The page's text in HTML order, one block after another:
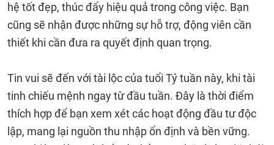
hệ tốt đẹp, thúc đẩy hiệu quả trong công việc. Bạn
cũng sẽ nhận được những sự hỗ trợ, động viên cần
thiết khi cần đưa ra quyết định quan trọng.
Tin vui sẽ đến với tài lộc của tuổi Tý tuần này, khi tài
tinh chiếu mệnh ngay từ đầu tuần. Đây là thời điểm
thích hợp để bạn xem xét các hoạt động đầu tư độc
lập, mang lại nguồn thu nhập ổn định và bền vững.